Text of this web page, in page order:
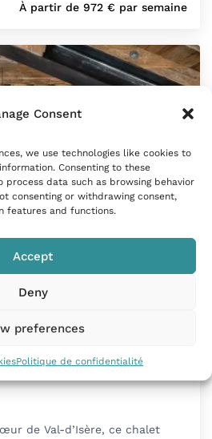
Consent
we use technologies like cookies to
Consenting to these
data such as browsing behavior
consenting or withdrawing consent,
features and functions.
Accept
Deny
preferences
Politique de confidentialité
À partir de 972 € par semaine
à 50m des pistes à
Enfants| 4 Chambres
de Val-d’Isère, ce chalet